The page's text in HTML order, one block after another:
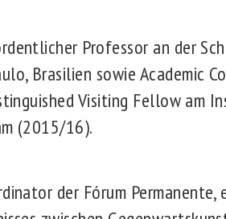
Professor an der
Brasilien sowie Academic
Visiting Fellow am
(2015/16).
der Fórum